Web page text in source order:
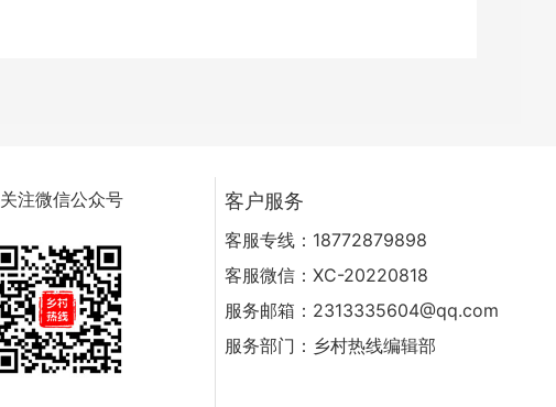
关注微信公众号 客户服务
客服专线：18772879898
客服微信：XC-20220818
服务邮箱：2313335604@qq.com
服务部门：乡村热线编辑部